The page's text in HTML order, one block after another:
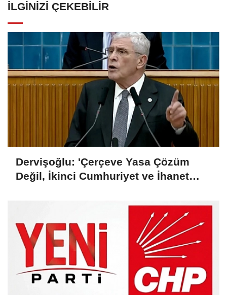
İLGINIZI ÇEKEBILIR
Dervişoğlu: 'Çerçeve Yasa Çözüm
Değil, İkinci Cumhuriyet ve İhanet